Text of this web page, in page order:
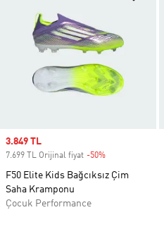
Sale price
3.849 TL
7.699 TL Orijinal fiyat -50%
F50 Elite Kids Bağcıksız Çim
Saha Kramponu
Çocuk Performance